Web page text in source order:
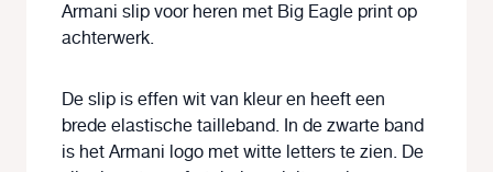
Armani slip voor heren met Big Eagle print op
achterwerk.
De slip is effen wit van kleur en heeft een
brede elastische tailleband. In de zwarte band
is het Armani logo met witte letters te zien. De